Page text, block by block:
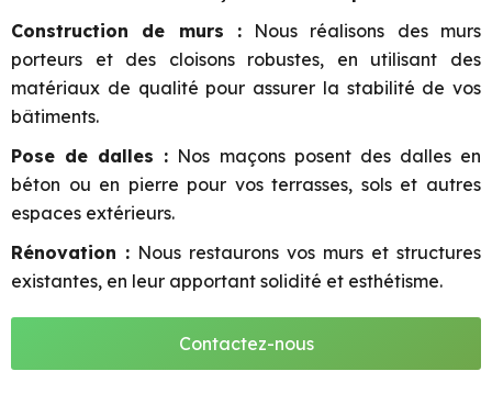
Construction de murs :Nous réalisons des murs
porteurs et des cloisons robustes, en utilisant des
matériaux de qualité pour assurer la stabilité de vos
bâtiments.
Pose de dalles : Nos maçons posent des dalles en
béton ou en pierre pour vos terrasses, sols et autres
espaces extérieurs.
Rénovation : Nous restaurons vos murs et structures
existantes, en leur apportant solidité et esthétisme.
Contactez-nous